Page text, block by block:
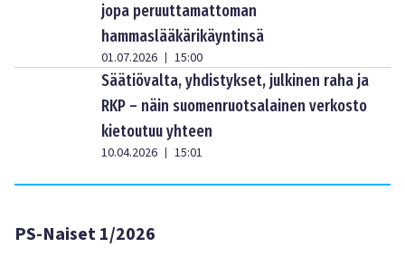
jopa peruuttamattoman
hammaslääkärikäyntinsä
01.07.2026 | 15:00
Säätiövalta, yhdistykset, julkinen raha ja
RKP – näin suomenruotsalainen verkosto
kietoutuu yhteen
10.04.2026 | 15:01
PS-Naiset 1/2026